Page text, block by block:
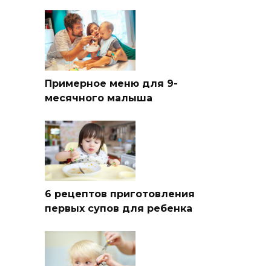
Примерное меню для 9-
месячного малыша
6 рецептов приготовления
первых супов для ребенка